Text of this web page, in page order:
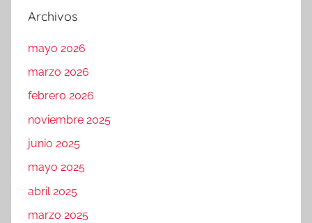
Archivos
mayo 2026
marzo 2026
febrero 2026
noviembre 2025
junio 2025
mayo 2025
abril 2025
marzo 2025